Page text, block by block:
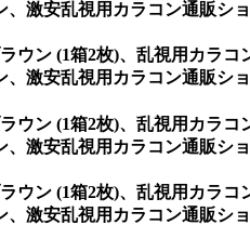
激安乱視用カラコン通販シ
ウン (1箱2枚)、乱視用カラ
激安乱視用カラコン通販シ
ウン (1箱2枚)、乱視用カラ
激安乱視用カラコン通販シ
ウン (1箱2枚)、乱視用カラ
激安乱視用カラコン通販シ